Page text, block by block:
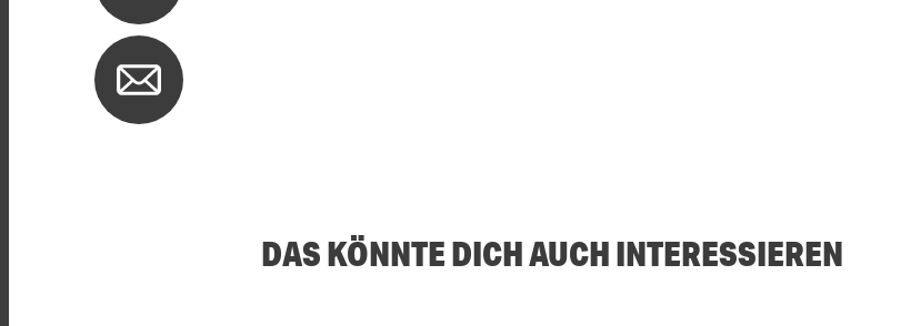
DAS KÖNNTE DICH AUCH INTERESSIEREN